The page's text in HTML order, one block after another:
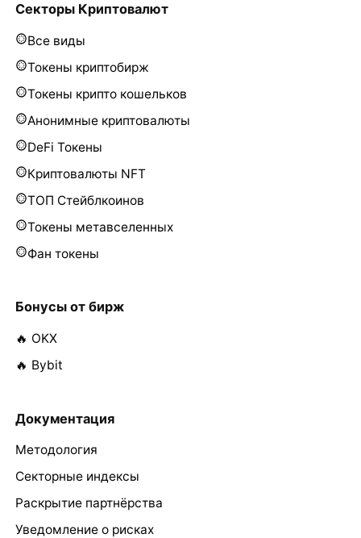
Секторы Криптовалют
Все виды
Токены криптобирж
Токены крипто кошельков
Анонимные криптовалюты
DeFi Токены
Криптовалюты NFT
ТОП Стейблкоинов
Токены метавселенных
Фан токены
Бонусы от бирж
🔥 OKX
🔥 Bybit
Документация
Методология
Секторные индексы
Раскрытие партнёрства
Уведомление о рисках